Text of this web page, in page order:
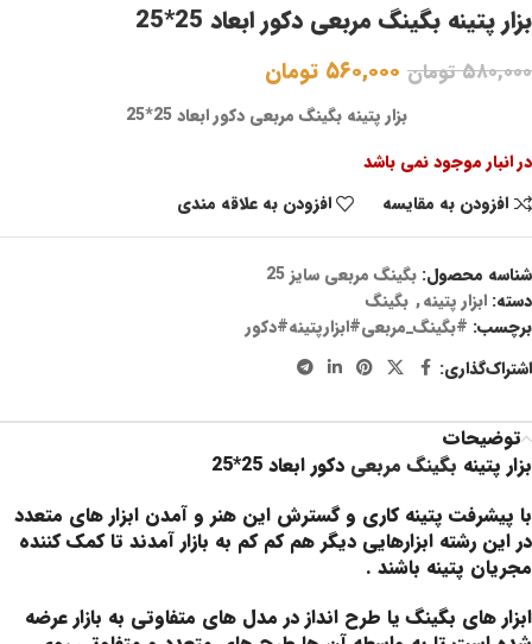
بزار پتینه بگینگ مربعی دکور ابعاد 25*25
۵۸۰,۰۰۰تومان ۵۶۰,۰۰۰ تومان
بزار پتینه بگینگ مربعی دکور ابعاد 25*25
در انبار موجود نمی باشد
افزودن به مقایسه
افزودن به علاقه مندی
شناسه محصول: بگینگ مربعی سایز 25
دسته: ابزار پتینه, بگینگ
برچسب: #بگینگ_مربعی#ابزارپتینه#دکور
اشتراک‌گذاری:
توضیحات
بزار پتینه بگینگ مربعی دکور ابعاد 25*25
با پیشرفت پتینه کاری و گسترش این هنر و آمدن ابزار های متعدد
در این رشته ابزارهایی دیگر هم کم کم به بازار آمدند تا کمک کننده
مجریان پتینه باشند .
ابزار های بگینگ یا طرح انداز در مدل های متفاوتی به بازار عرضه